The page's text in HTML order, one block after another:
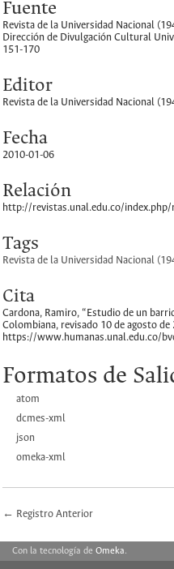
Fuente
Revista de la Universidad Nacional
Dirección de Divulgación Cultural
151-170
Editor
Revista de la Universidad Nacional
Fecha
2010-01-06
Relación
http://revistas.unal.edu.co/
Tags
Revista de la Universidad Nacional
Cita
Cardona, Ramiro, “Estudio de un
Colombiana, revisado 10 de agosto de
https://www.humanas.unal.edu.co/
Formatos de
atom
dcmes-xml
json
omeka-xml
← Registro Anterior
Con la tecnología de Omeka.